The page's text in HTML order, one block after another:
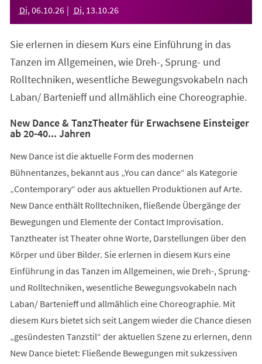
Di, 06.10.26 Di, 13.10.26
Sie erlernen in diesem Kurs eine Einführung in das
Tanzen im Allgemeinen, wie Dreh-, Sprung- und
Rolltechniken, wesentliche Bewegungsvokabeln nach
Laban/ Bartenieff und allmählich eine Choreographie.
New Dance & TanzTheater für Erwachsene Einsteiger
ab 20-40... Jahren
New Dance ist die aktuelle Form des modernen
Bühnentanzes, bekannt aus „You can dance“ als Kategorie
„Contemporary“ oder aus aktuellen Produktionen auf Arte.
New Dance enthält Rolltechniken, fließende Übergänge der
Bewegungen und Elemente der Contact Improvisation.
Tanztheater ist Theater ohne Worte, Darstellungen über den
Körper und über Bilder. Sie erlernen in diesem Kurs eine
Einführung in das Tanzen im Allgemeinen, wie Dreh-, Sprung-
und Rolltechniken, wesentliche Bewegungsvokabeln nach
Laban/ Bartenieff und allmählich eine Choreographie. Mit
diesem Kurs bietet sich seit Langem wieder die Chance diesen
„gesündesten Tanzstil“ der aktuellen Szene zu erlernen, denn
New Dance bietet: Fließende Bewegungen mit sukzessiven